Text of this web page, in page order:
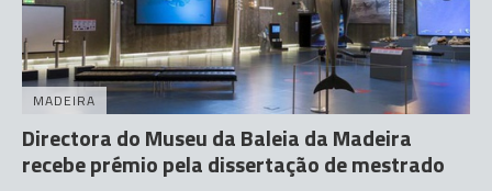
MADEIRA
Directora do Museu da Baleia da Madeira
recebe prémio pela dissertação de mestrado